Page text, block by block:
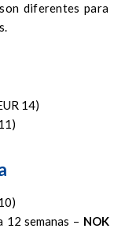
diferentes para
14)
12 semanas – NOK